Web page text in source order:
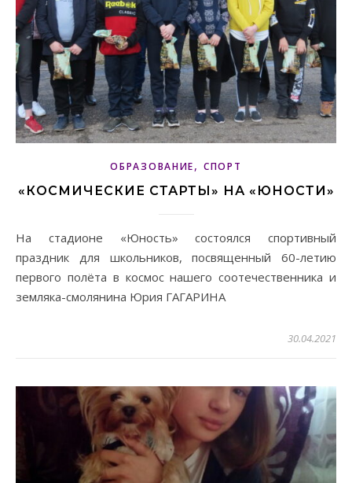
ОБРАЗОВАНИЕ,СПОРТ
«КОСМИЧЕСКИЕ СТАРТЫ» НА «ЮНОСТИ»
На стадионе «Юность» состоялся спортивный
праздник для школьников, посвященный 60-летию
первого полёта в космос нашего соотечественника и
земляка-смолянина Юрия ГАГАРИНА
30.04.2021